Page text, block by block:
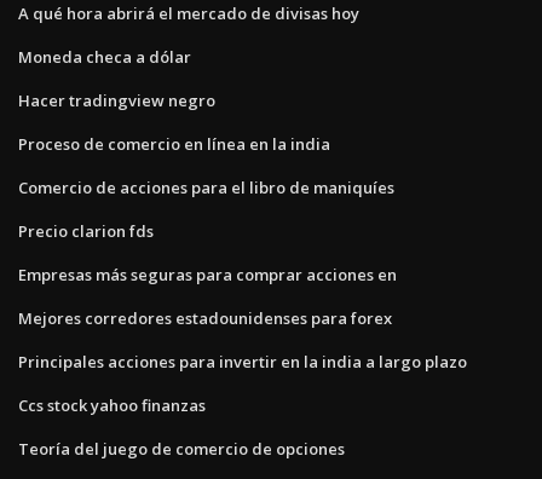
A qué hora abrirá el mercado de divisas hoy
Moneda checa a dólar
Hacer tradingview negro
Proceso de comercio en línea en la india
Comercio de acciones para el libro de maniquíes
Precio clarion fds
Empresas más seguras para comprar acciones en
Mejores corredores estadounidenses para forex
Principales acciones para invertir en la india a largo plazo
Ccs stock yahoo finanzas
Teoría del juego de comercio de opciones